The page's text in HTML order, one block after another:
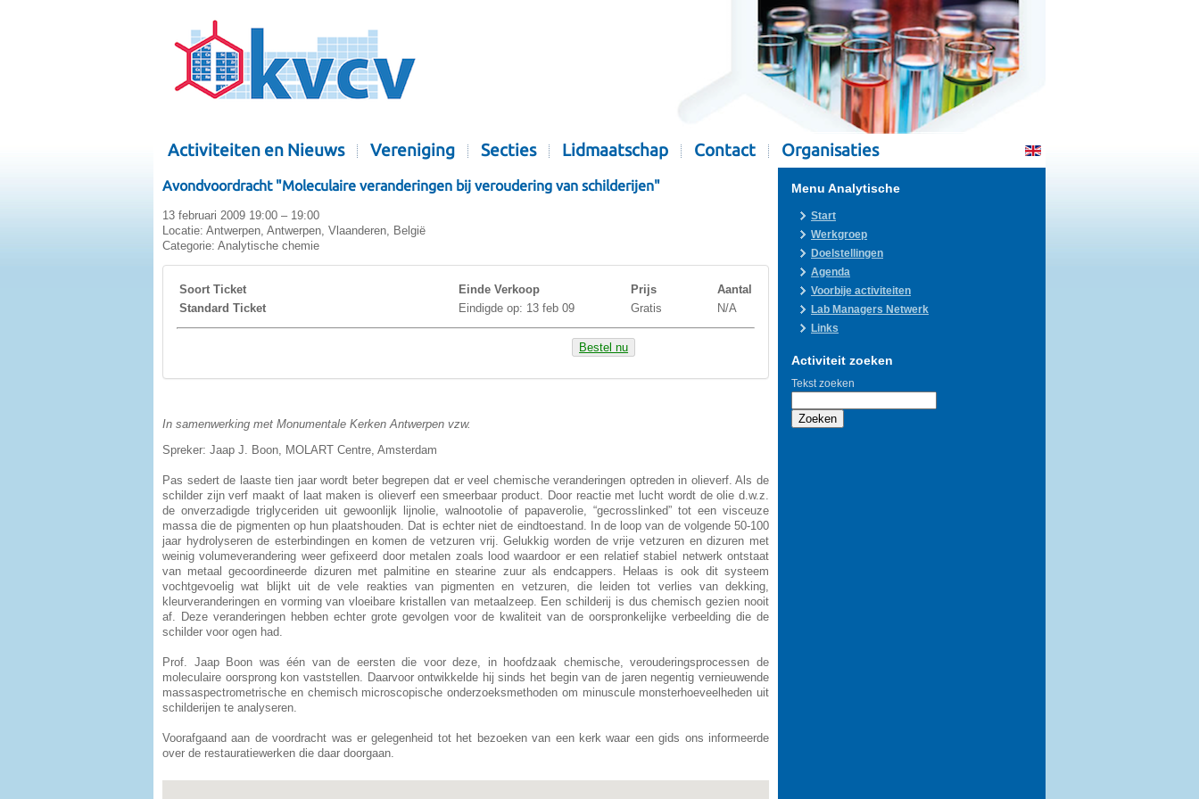
Activiteiten en Nieuws Vereniging Secties Lidmaatschap Contact Organisaties
Avondvoordracht "Moleculaire veranderingen bij veroudering van schilderijen"
13 februari 2009 19:00 – 19:00
Locatie: Antwerpen, Antwerpen, Vlaanderen, België
Categorie: Analytische chemie
Soort Ticket Einde Verkoop Prijs
Aantal
Standard Ticket
Eindigde op: 13 feb 09 Gratis N/A
Bestel nu
In samenwerking met Monumentale Kerken Antwerpen vzw.
Spreker: Jaap J. Boon, MOLART Centre, Amsterdam
Pas sedert de laaste tien jaar wordt beter begrepen dat er veel chemische veranderingen optreden in olieverf. Als de
schilder zijn verf maakt of laat maken is olieverf een smeerbaar product. Door reactie met lucht wordt de olie d.w.z.
de onverzadigde triglyceriden uit gewoonlijk lijnolie, walnootolie of papaverolie, “gecrosslinked” tot een visceuze
massa die de pigmenten op hun plaatshouden. Dat is echter niet de eindtoestand. In de loop van de volgende 50-100
jaar hydrolyseren de esterbindingen en komen de vetzuren vrij. Gelukkig worden de vrije vetzuren en dizuren met
weinig volumeverandering weer gefixeerd door metalen zoals lood waardoor er een relatief stabiel netwerk ontstaat
van metaal gecoordineerde dizuren met palmitine en stearine zuur als endcappers. Helaas is ook dit systeem
vochtgevoelig wat blijkt uit de vele reakties van pigmenten en vetzuren, die leiden tot verlies van dekking,
kleurveranderingen en vorming van vloeibare kristallen van metaalzeep. Een schilderij is dus chemisch gezien nooit
af. Deze veranderingen hebben echter grote gevolgen voor de kwaliteit van de oorspronkelijke verbeelding die de
schilder voor ogen had.
Prof. Jaap Boon was één van de eersten die voor deze, in hoofdzaak chemische, verouderingsprocessen de
moleculaire oorsprong kon vaststellen. Daarvoor ontwikkelde hij sinds het begin van de jaren negentig vernieuwende
massaspectrometrische en chemisch microscopische onderzoeksmethoden om minuscule monsterhoeveelheden uit
schilderijen te analyseren.
Voorafgaand aan de voordracht was er gelegenheid tot het bezoeken van een kerk waar een gids ons informeerde
over de restauratiewerken die daar doorgaan.
Menu Analytische
Start
Werkgroep
Doelstellingen
Agenda
Voorbije activiteiten
Lab Managers Netwerk
Links
Activiteit zoeken
Tekst zoeken
Zoeken